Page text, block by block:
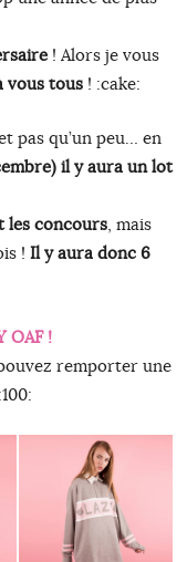
! Alors je vous
vous tous! :cake:
pas qu’un peu… en
il y aura un lot
les concours, mais
! Il y aura donc 6
OAF !
remporter une